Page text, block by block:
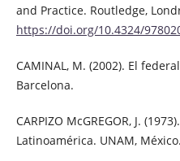
and Practice. Routledge,
https://doi.org/10.4324/
CAMINAL, M. (2002). El
Barcelona.
CARPIZO McGREGOR, J.
Latinoamérica. UNAM, México.